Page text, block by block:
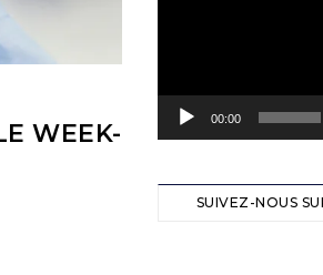
WEEK-
00:00
SUIVEZ-NOUS